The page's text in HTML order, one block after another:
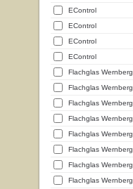
EControl
EControl
EControl
EControl
Flachglas Wernberg
Flachglas Wernberg
Flachglas Wernberg
Flachglas Wernberg
Flachglas Wernberg
Flachglas Wernberg
Flachglas Wernberg
Flachglas Wernberg